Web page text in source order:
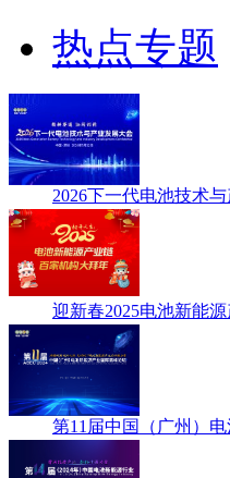
热点专题
2026下一代电池技术
迎新春2025电池新能
第11届中国（广州）